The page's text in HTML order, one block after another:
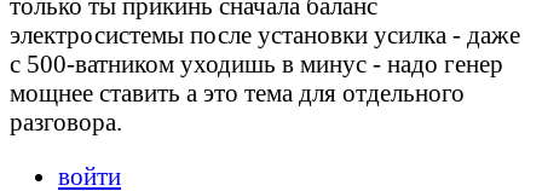
электросистемы после установки усилка - даже
с 500-ватником уходишь в минус - надо генер
мощнее ставить а это тема для отдельного
разговора.
войти